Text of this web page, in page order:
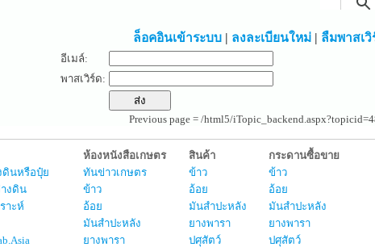
ล็อคอินเข้าระบบ | ลงละเบียนใหม่ | ลืมพาสเวิ
อีเมล์:
พาสเวิร์ด:
Previous page = /html5/
ดินหรือปุ๋ย
งดิน
าะห์
ห้องหนังสือเกษตร
ทันข่าวเกษตร
ข้าว
อ้อย
มันสำปะหลัง
ยางพารา
สินค้า
ข้าว
อ้อย
มันสำปะหลัง
ยางพารา
ปศุสัตว์
กระดานซื้อขาย
ข้าว
อ้อย
มันสำปะหลัง
ยางพารา
ปศุสัตว์